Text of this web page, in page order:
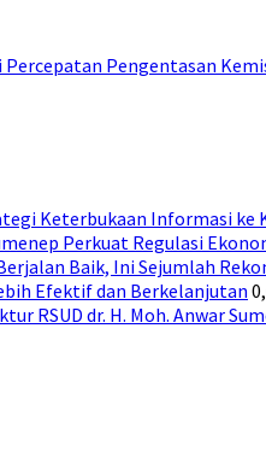
Pengentasan
Keterbukaan Informasi ke
Perkuat Regulasi
Baik, Ini Sejumlah
Efektif dan Berkelanjutan
RSUD dr. H. Moh. Anwar